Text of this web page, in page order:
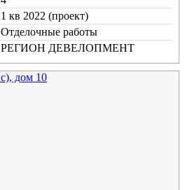
1 кв 2022 (проект)
Отделочные работы
РЕГИОН ДЕВЕЛОПМЕНТ